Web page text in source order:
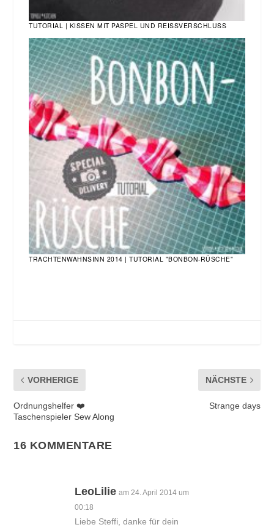
TUTORIAL | KISSEN MIT PASPEL UND REISSVERSCHLUSS
TRACHTENWAHNSINN 2014 | TUTORIAL "BONBON-RÜSCHE"
VORHERIGE
Ordnungshelfer ❤️
Taschenspieler Sew Along
NÄCHSTE
Strange days
16 KOMMENTARE
LeoLilie am 24. April 2014 um
00:18
Liebe Steffi, danke für dein